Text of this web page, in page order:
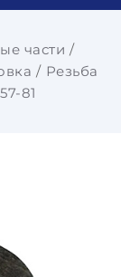
части
Резьба
81